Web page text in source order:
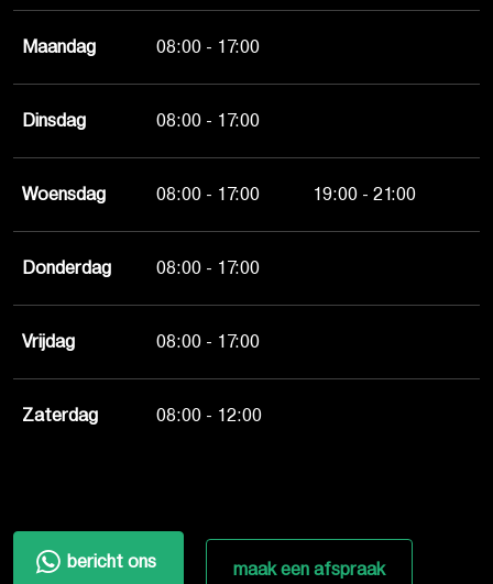
Maandag 08:00 - 17:00
Dinsdag 08:00 - 17:00
Woensdag 08:00 - 17:00 19:00 - 21:00
Donderdag 08:00 - 17:00
Vrijdag 08:00 - 17:00
Zaterdag 08:00 - 12:00
bericht ons maak een afspraak